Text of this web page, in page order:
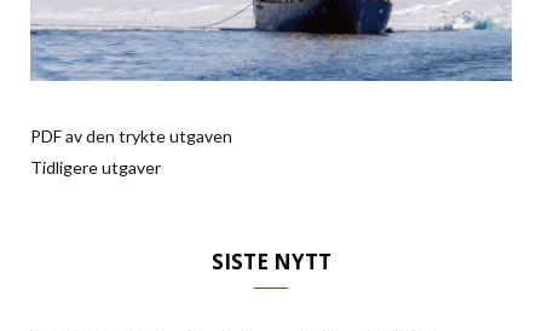
PDF av den trykte utgaven
Tidligere utgaver
SISTE NYTT